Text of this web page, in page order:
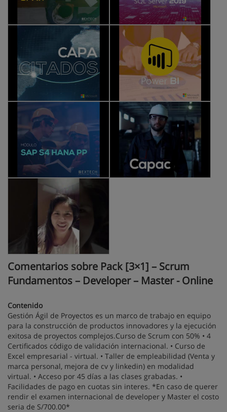
Comentarios sobre Pack [3×1] – Scrum
Fundamentos – Developer – Master - Online
Contenido
Gestión Ágil de Proyectos es un marco de trabajo en equipo
para la construcción de productos innovadores y la ejecución
exitosa de proyectos complejos.Curso de Scrum con 50% • 4
Certificados código de validación internacional. • Curso de
Excel empresarial - virtual. • Taller de empleabilidad (Venta y
marca personal, mejora de cv y linkedin) en modalidad
virtual. • Acceso por 45 días a las clases grabadas. •
Facilidades de pago en cuotas sin interes. *En caso de querer
rendir el examen internacional de developer y Master el costo
seria de S/700.00*